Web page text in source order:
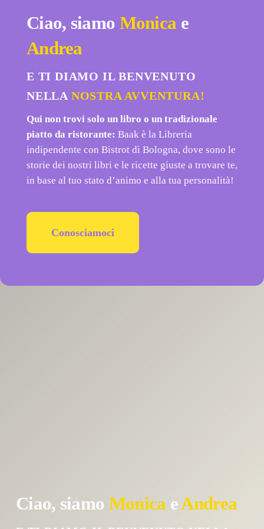
al
Parco
BOOKADVENTURE al
Parco
Ciao, siamo Monica eAndrea
Ciao, siamo Monica e
Andrea
E TI DIAMO IL BENVENUTO
NELLA NOSTRA AVVENTURA!
Qui non trovi solo un libro o un tradizionale
piatto da ristorante: Baak è la Libreria
indipendente con Bistrot di Bologna, dove sono le
storie dei nostri libri e le ricette giuste a trovare te,
in base al tuo stato d’animo e alla tua personalità!
Conosciamoci